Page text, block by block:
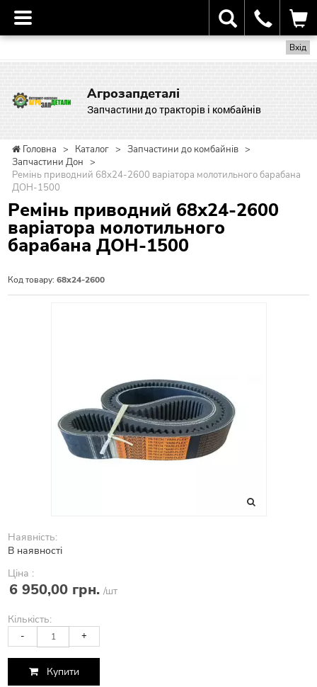
Вхід
Агрозапдеталі
Запчастини до тракторів і комбайнів
Головна > Каталог > Запчастини до комбайнів >
Запчастини Дон >
Ремінь приводний 68х24-2600 варіатора молотильного барабана
ДОН-1500
Ремінь приводний 68х24-2600
варіатора молотильного
барабана ДОН-1500
Код товару: 68х24-2600
Наявність:
В наявності
Ціна :
6 950,00 грн. /шт
Кількість:
- +
Купити